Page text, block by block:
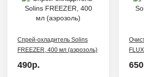
Спрей-охладитель Solins
FREEZER, 400 мл (аэрозоль)
490р.